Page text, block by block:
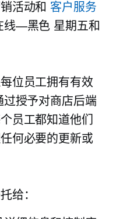
活动和 客户服务
线—黑色 星期五和
位员工拥有有效
授予对商店后端
员工都知道他们
何必要的更新或
给：